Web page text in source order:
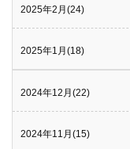
2025年2月(24)
2025年1月(18)
2024年12月(22)
2024年11月(15)